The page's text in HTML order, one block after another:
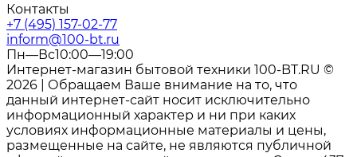
Контакты
+7 (495) 157-02-77
inform@100-bt.ru
Пн—Вс10:00—19:00
Интернет-магазин бытовой техники 100-BT.RU ©
2026 | Обращаем Ваше внимание на то, что
данный интернет-сайт носит исключительно
информационный характер и ни при каких
условиях информационные материалы и цены,
размещенные на сайте, не являются публичной